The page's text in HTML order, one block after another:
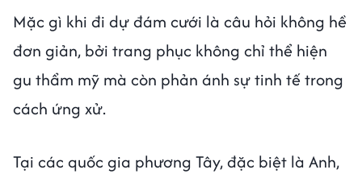
Mặc gì khi đi dự đám cưới là câu hỏi không hề
đơn giản, bởi trang phục không chỉ thể hiện
gu thẩm mỹ mà còn phản ánh sự tinh tế trong
cách ứng xử.
Tại các quốc gia phương Tây, đặc biệt là Anh,